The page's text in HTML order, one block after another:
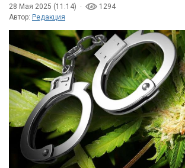
28 Мая 2025 (11:14) ·
1294
Автор: Редакция